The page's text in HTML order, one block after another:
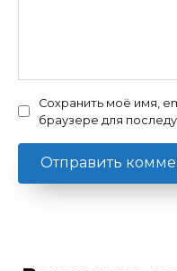
Сохранить моё имя,
браузере для